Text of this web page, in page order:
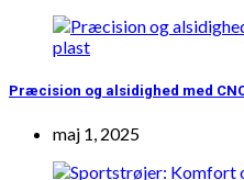
Præcision og alsidighed med
maj 1, 2025